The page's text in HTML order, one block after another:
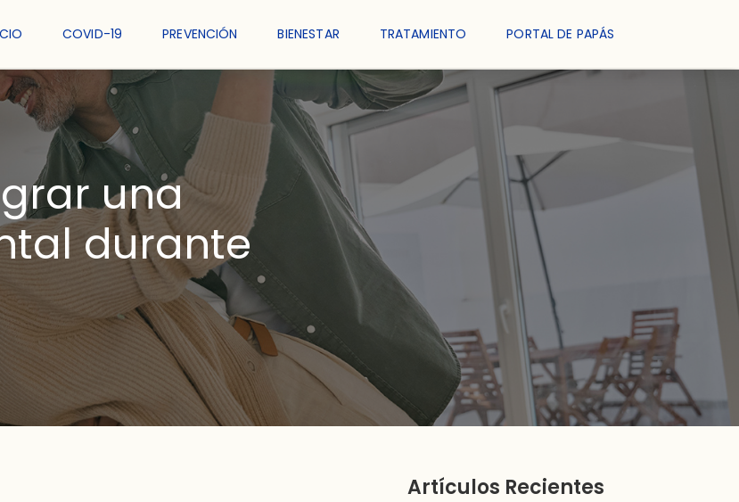
COVID-19 PREVENCIÓN BIENESTAR TRATAMIENTO PORTAL DE PAPÁS
una
durante
Artículos Recientes